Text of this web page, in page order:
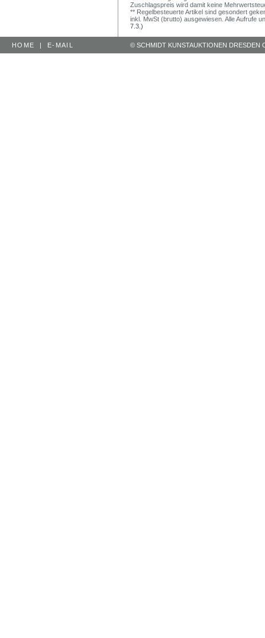
Zuschlagspreis wird damit keine
** Regelbesteuerte Artikel sind gesondert
inkl. MwSt (brutto) ausgewiesen. Alle Aufrufe
7.3.)
HOME | E-MAIL © SCHMIDT KUNSTAUKTIONEN DRESDEN